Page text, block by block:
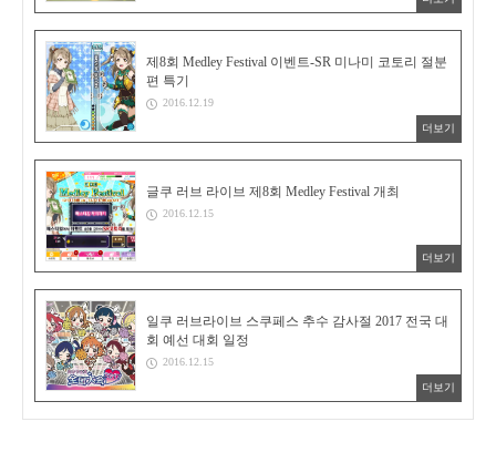
제8회 Medley Festival 이벤트-SR 미나미 코토리 절분
편 특기
2016.12.19
더보기
글쿠 러브 라이브 제8회 Medley Festival 개최
2016.12.15
더보기
일쿠 러브라이브 스쿠페스 추수 감사절 2017 전국 대
회 예선 대회 일정
2016.12.15
더보기